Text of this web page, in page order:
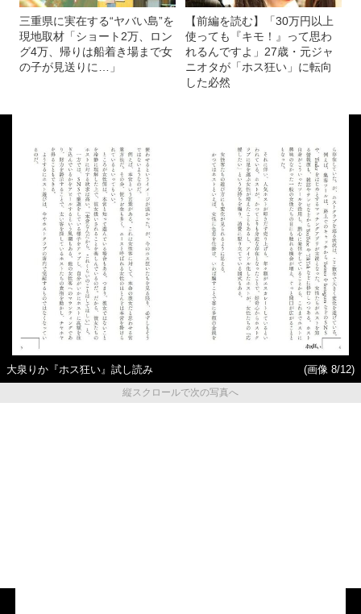
三重県に実在する“ヤバい島”を
現地取材「ショート2万、ロン
グ4万、帰りは船着き場まで女
の子が見送りに…」
【前編を読む】「30万円以上
使っても『キモ！』って思わ
れるんですよ」27歳・元ジャ
ニオタが「ホス狂い」に転向
した必然
大泉りか『ホス狂い』試し読み
(画像 8/12)
縦スクロールで次の写真へ